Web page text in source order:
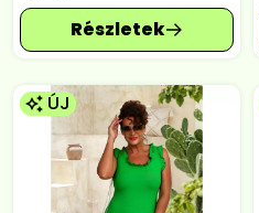
ÚJ